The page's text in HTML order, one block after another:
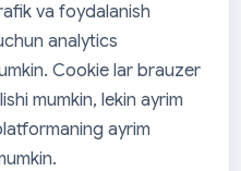
va foydalanish
analytics
Cookie lar brauzer
mumkin, lekin ayrim
ayrim